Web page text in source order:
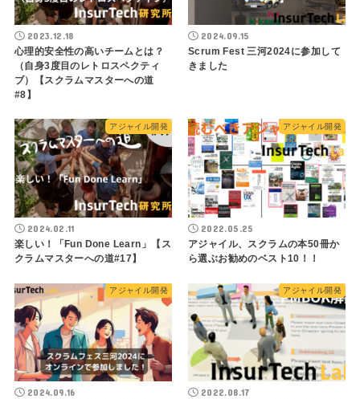
2023.12.18
心理的安全性の高いチームとは？
（自身3度目のレトロスペクティ
ブ）【スクラムマスターへの道
#8】
2024.09.15
Scrum Fest 三河2024に参加して
きました
アジャイル開発
2024.02.11
楽しい！「Fun Done Learn」【ス
クラムマスターへの道#17】
アジャイル開発
2022.05.25
アジャイル、スクラムの本50冊か
ら選ぶお勧めのベスト10！！
アジャイル開発
2024.09.16
アジャイル開発
2022.08.17